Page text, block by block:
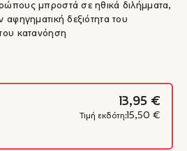
μπροστά σε ηθικά διλήμματα,
αφηγηματική δεξιότητα του
κατανόηση
13,95 €
Τιμή εκδότη: 15,50 €